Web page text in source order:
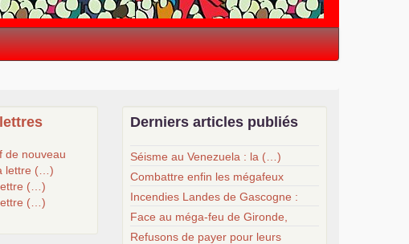
de nouveau
lettre (…)
(…)
(…)
Derniers articles publiés
Séisme au Venezuela : la (…)
Combattre enfin les mégafeux
Incendies Landes de Gascogne :
Face au méga-feu de Gironde,
Refusons de payer pour leurs